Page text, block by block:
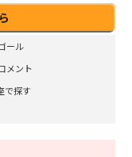
ール
メント
で探す